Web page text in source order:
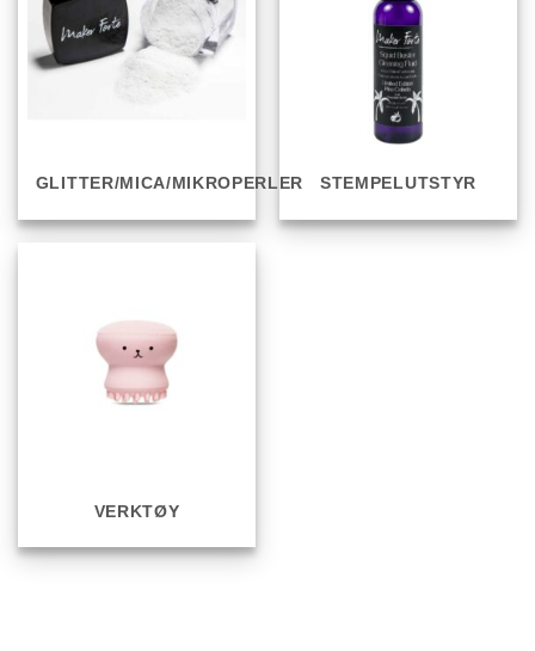
GLITTER/MICA/MIKROPERLER STEMPELUTSTYR
VERKTØY